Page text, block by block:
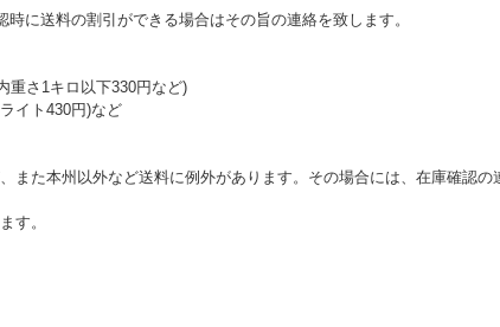
に送料の割引ができる場合はその旨の連絡を致します。
重さ1キロ以下330円など)
イト430円)など
また本州以外など送料に例外があります。その場合には、在庫確認
す。